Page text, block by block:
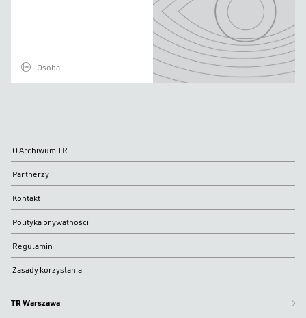
Osoba
O Archiwum TR
Partnerzy
Kontakt
Polityka prywatności
Regulamin
Zasady korzystania
TR Warszawa